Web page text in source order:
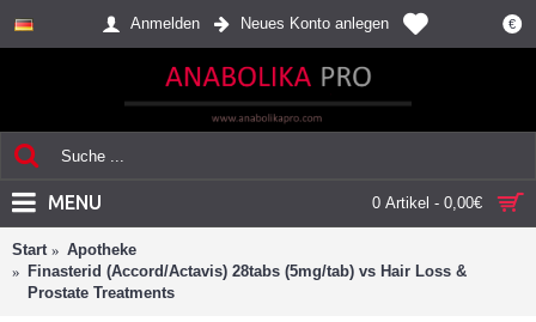
€
Anmelden Neues Konto anlegen
0 Artikel - 0,00€
MENU
Start
Apotheke
Finasterid (Accord/Actavis) 28tabs (5mg/tab) vs Hair Loss &
Prostate Treatments